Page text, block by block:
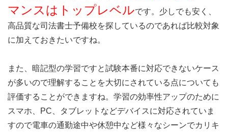
マンスはトップレベルです。少しでも安く、
高品質な司法書士予備校を探しているのであれば比較対象
に加えておきたいですね。
また、暗記型の学習ですと試験本番に対応できないケース
が多いので理解することを大切にされている点についても
評価することができますね。学習の効率性アップのために
スマホ、PC、タブレットなどデバイスに対応されていま
すので電車の通勤途中や休憩中など様々なシーンでカリキ